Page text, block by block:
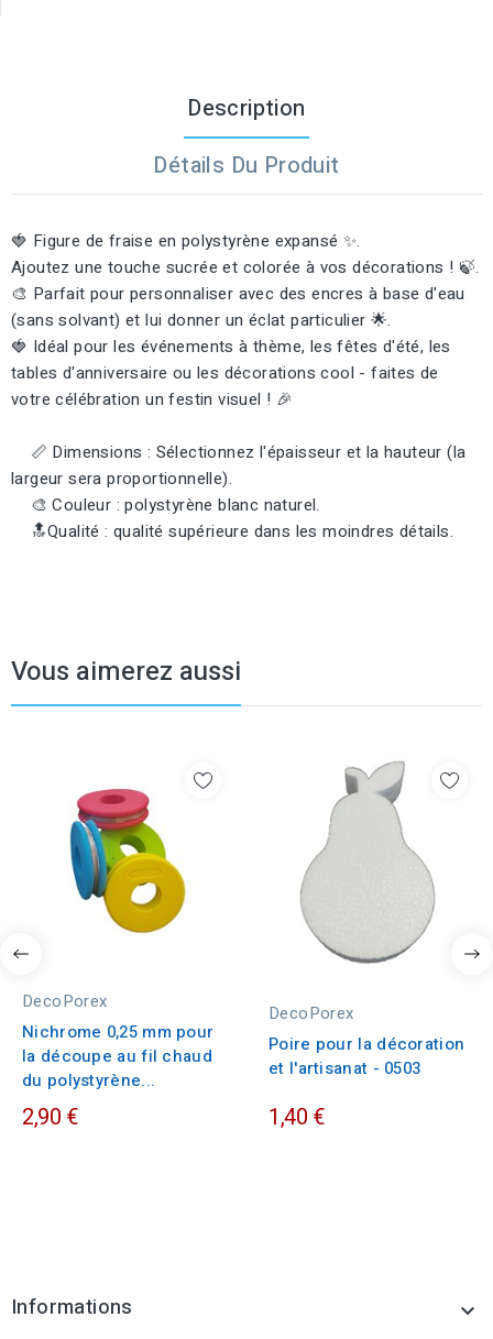
Description
Détails Du Produit
🍓 Figure de fraise en polystyrène expansé ✨.
Ajoutez une touche sucrée et colorée à vos décorations ! 🍃.
🎨 Parfait pour personnaliser avec des encres à base d'eau
(sans solvant) et lui donner un éclat particulier 🌟.
🍓 Idéal pour les événements à thème, les fêtes d'été, les
tables d'anniversaire ou les décorations cool - faites de
votre célébration un festin visuel ! 🎉
📏 Dimensions : Sélectionnez l'épaisseur et la hauteur (la
largeur sera proportionnelle).
🎨 Couleur : polystyrène blanc naturel.
🔝Qualité : qualité supérieure dans les moindres détails.
Vous aimerez aussi
DecoPorex
Nichrome 0,25 mm pour
la découpe au fil chaud
du polystyrène...
2,90 €
DecoPorex
Poire pour la décoration
et l'artisanat - 0503
1,40 €
Informations 